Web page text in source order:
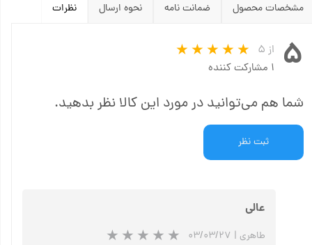
مشخصات محصول ضمانت نامه نحوه ارسال نظرات
۵
از ۵
۱ مشارکت کننده
شما هم می‌توانید در مورد این کالا نظر بدهید.
ثبت نظر
عالی
طاهری | ۰۳/۰۳/۲۷